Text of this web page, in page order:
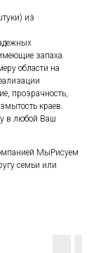
из
запаха.
области на
прозрачность,
краев.
в любой Ваш
МыРисуем
семьи или